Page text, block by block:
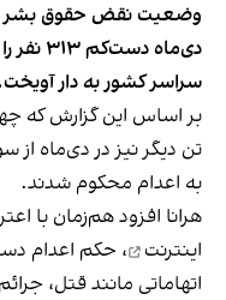
وضعیت نقض حقوق بشر در
دی‌ماه
سراسر کشور به دار
بر اساس این گزارش که
تن دیگر نیز در دی‌ماه
به اعدام محکوم شدند.
هرانا افزود هم‌زمان با
اینترنت
اتهاماتی مانند قتل،